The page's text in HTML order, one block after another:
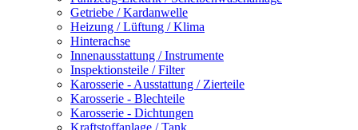
Getriebe / Kardanwelle
Heizung / Lüftung / Klima
Hinterachse
Innenausstattung / Instrumente
Inspektionsteile / Filter
Karosserie - Ausstattung / Zierteile
Karosserie - Blechteile
Karosserie - Dichtungen
Kraftstoffanlage / Tank